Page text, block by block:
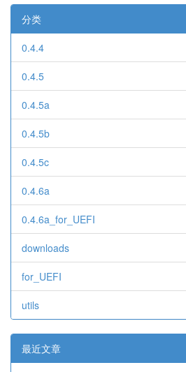
分类
0.4.4
0.4.5
0.4.5a
0.4.5b
0.4.5c
0.4.6a
0.4.6a_for_UEFI
downloads
for_UEFI
utils
最近文章